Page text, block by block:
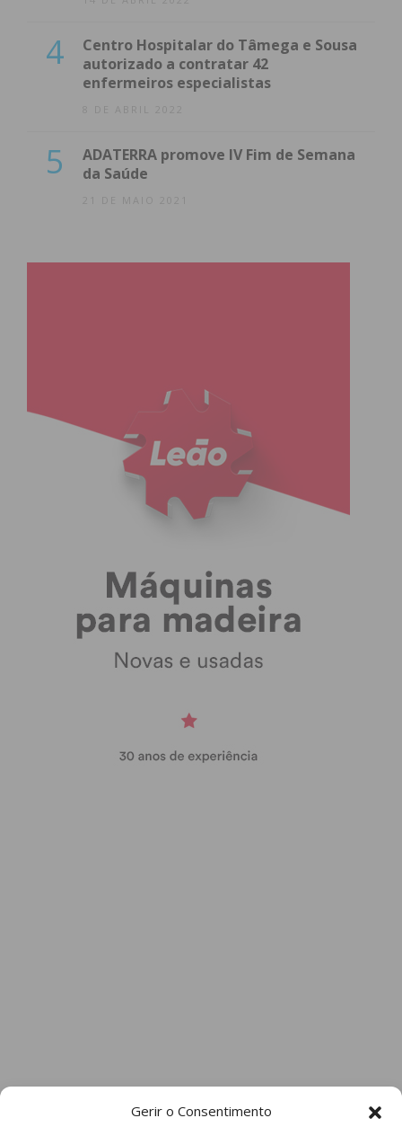
Gerir o Consentimento
4
Centro Hospitalar do Tâmega e Sousa
autorizado a contratar 42
enfermeiros especialistas
8 DE ABRIL 2022
5
ADATERRA promove IV Fim de Semana
da Saúde
21 DE MAIO 2021